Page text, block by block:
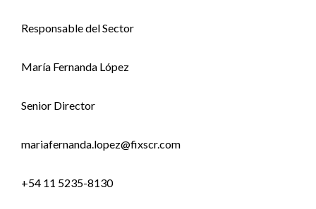
Responsable del Sector
María Fernanda López
Senior Director
mariafernanda.lopez@fixscr.com
+54 11 5235-8130